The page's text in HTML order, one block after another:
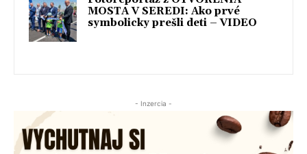
MOSTA V SEREDI: Ako prvé
symbolicky prešli deti – VIDEO
- Inzercia -